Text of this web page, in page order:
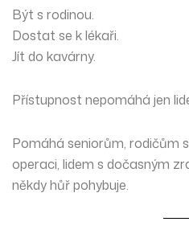
Být s rodinou.
Dostat se k lékaři.
Jít do kavárny.
Přístupnost nepomáhá jen
Pomáhá seniorům, rodičům
operaci, lidem s dočasným
někdy hůř pohybuje.